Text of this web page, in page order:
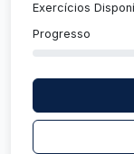
Exercícios
Progresso